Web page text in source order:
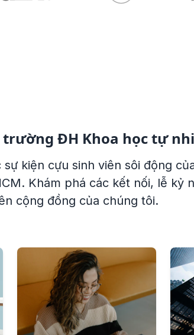
ĐH Khoa học tự
kiện cựu sinh viên sôi động
Khám phá các kết nối, lễ kỷ
cộng đồng của chúng tôi.